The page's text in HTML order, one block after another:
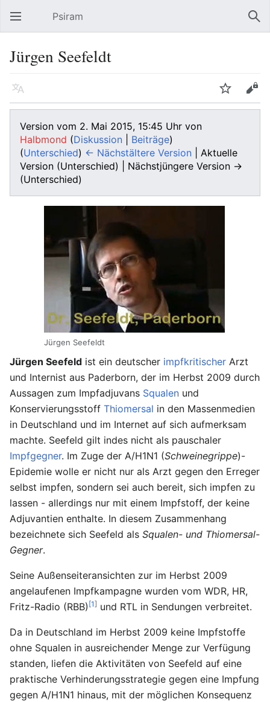
Hauptmenü öffnen Psiram
Jürgen Seefeldt
Sprache Beobachten Bearbeiten
Version vom 2. Mai 2015, 15:45 Uhr von
Halbmond (Diskussion Beiträge)
(Unterschied) ← Nächstältere Version | Aktuelle
Version (Unterschied) | Nächstjüngere Version →
(Unterschied)
Jürgen Seefeldt
Jürgen Seefeld ist ein deutscher impfkritischer Arzt
und Internist aus Paderborn, der im Herbst 2009 durch
Aussagen zum Impfadjuvans Squalen und
Konservierungsstoff Thiomersal in den Massenmedien
in Deutschland und im Internet auf sich aufmerksam
machte. Seefeld gilt indes nicht als pauschaler
Impfgegner. Im Zuge der A/H1N1 (Schweinegrippe)-
Epidemie wolle er nicht nur als Arzt gegen den Erreger
selbst impfen, sondern sei auch bereit, sich impfen zu
lassen - allerdings nur mit einem Impfstoff, der keine
Adjuvantien enthalte. In diesem Zusammenhang
bezeichnete sich Seefeld als Squalen- und Thiomersal-
Gegner.
Seine Außenseiteransichten zur im Herbst 2009
angelaufenen Impfkampagne wurden vom WDR, HR,
Fritz-Radio (RBB) [1] und RTL in Sendungen verbreitet.
Da in Deutschland im Herbst 2009 keine Impfstoffe
ohne Squalen in ausreichender Menge zur Verfügung
standen, liefen die Aktivitäten von Seefeld auf eine
praktische Verhinderungsstrategie gegen eine Impfung
gegen A/H1N1 hinaus, mit der möglichen Konsequenz